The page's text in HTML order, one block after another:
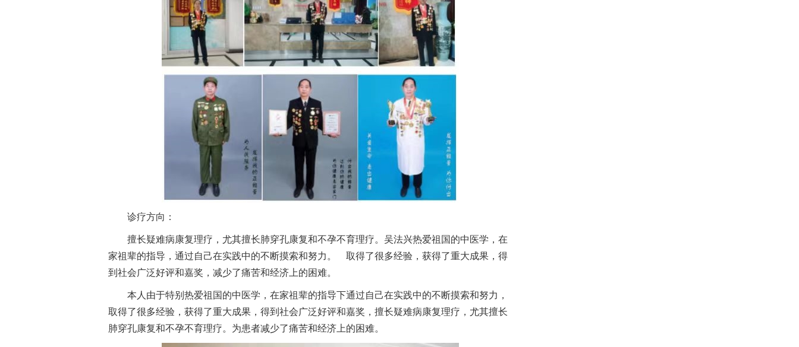
诊疗方向：
擅长疑难病康复理疗，尤其擅长肺穿孔康复和不孕不育理疗。吴法兴热爱祖国的中医学，在
家祖辈的指导，通过自己在实践中的不断摸索和努力。 取得了很多经验，获得了重大成果，得
到社会广泛好评和嘉奖，减少了痛苦和经济上的困难。
本人由于特别热爱祖国的中医学，在家祖辈的指导下通过自己在实践中的不断摸索和努力，
取得了很多经验，获得了重大成果，得到社会广泛好评和嘉奖，擅长疑难病康复理疗，尤其擅长
肺穿孔康复和不孕不育理疗。为患者减少了痛苦和经济上的困难。